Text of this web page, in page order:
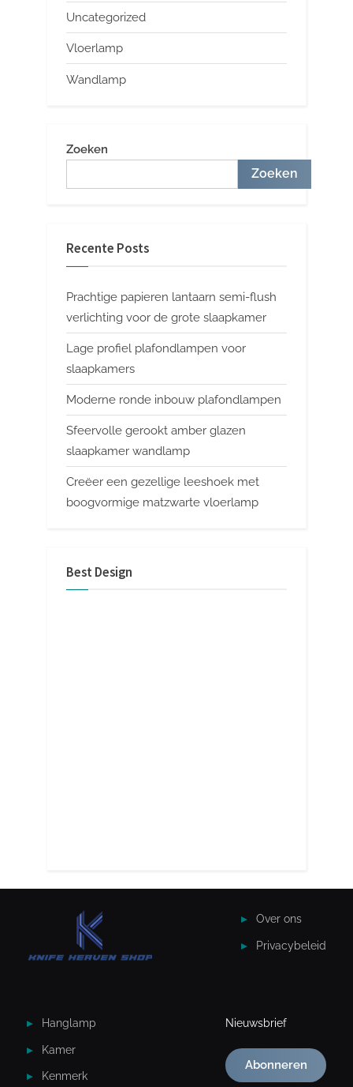
Uncategorized
Vloerlamp
Wandlamp
Zoeken
Zoeken
Recente Posts
Prachtige papieren lantaarn semi-flush
verlichting voor de grote slaapkamer
Lage profiel plafondlampen voor
slaapkamers
Moderne ronde inbouw plafondlampen
Sfeervolle gerookt amber glazen
slaapkamer wandlamp
Creëer een gezellige leeshoek met
boogvormige matzwarte vloerlamp
Best Design
Over ons
Privacybeleid
Hanglamp
Kamer
Kenmerk
Nieuwsbrief
Abonneren